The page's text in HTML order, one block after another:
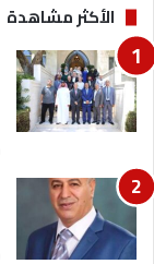
ا
ل
أ
ر
د
ن
ة
6 الأكثر مشاهدة